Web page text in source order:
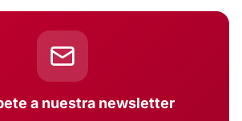
a nuestra newsletter